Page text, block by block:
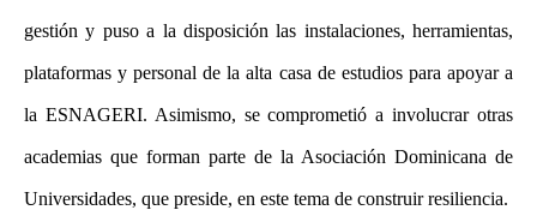
gestión y puso a la disposición las instalaciones, herramientas,
plataformas y personal de la alta casa de estudios para apoyar a
la ESNAGERI. Asimismo, se comprometió a involucrar otras
academias que forman parte de la Asociación Dominicana de
Universidades, que preside, en este tema de construir resiliencia.